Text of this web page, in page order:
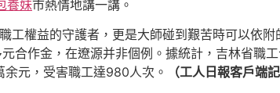
養妹市熱情地講一講。
工權益的守護者，更是大師碰到艱苦時可以依
合作金，在遼源并非個例。據統計，吉林省職
元，受害職工達980人次。
（工人日報客戶